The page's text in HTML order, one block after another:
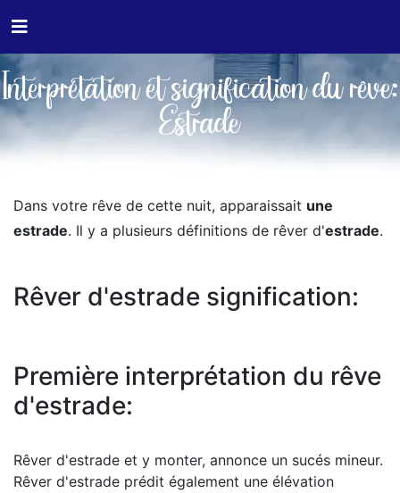
Interprétation et signification du rêve:
Estrade
Dans votre rêve de cette nuit, apparaissait une
estrade. Il y a plusieurs définitions de rêver d'estrade.
Rêver d'estrade signification:
Première interprétation du rêve
d'estrade:
Rêver d'estrade et y monter, annonce un sucés mineur.
Rêver d'estrade prédit également une élévation